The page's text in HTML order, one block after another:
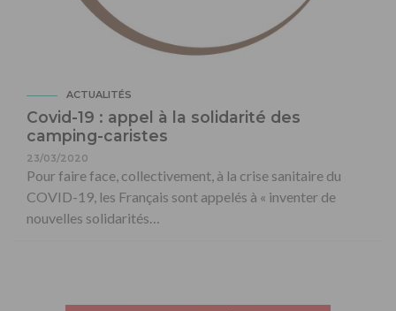
ACTUALITÉS
Covid-19 : appel à la solidarité des
camping-caristes
23/03/2020
Pour faire face, collectivement, à la crise sanitaire du
COVID-19, les Français sont appelés à « inventer de
nouvelles solidarités…